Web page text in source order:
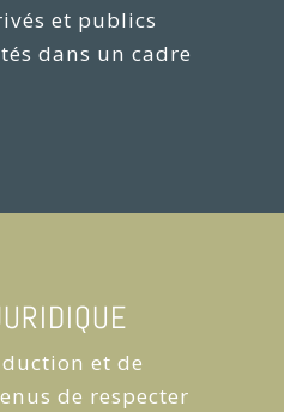
et publics
dans un cadre
et de
de respecter